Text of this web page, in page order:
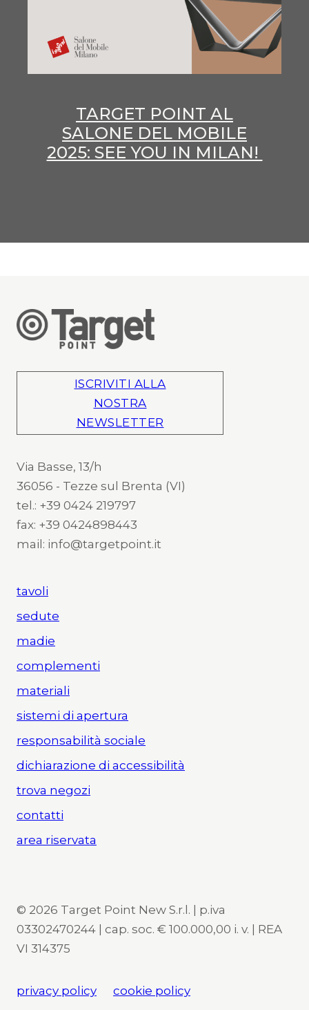
TARGET POINT AL
SALONE DEL MOBILE
2025: SEE YOU IN MILAN!
ISCRIVITI ALLA
NOSTRA
NEWSLETTER
Via Basse, 13/h
36056 - Tezze sul Brenta (VI)
tel.: +39 0424 219797
fax: +39 0424898443
mail: info@targetpoint.it
tavoli
sedute
madie
complementi
materiali
sistemi di apertura
responsabilità sociale
dichiarazione di accessibilità
trova negozi
contatti
area riservata
© 2026 Target Point New S.r.l. | p.iva
03302470244 | cap. soc. € 100.000,00 i. v. | REA
VI 314375
privacy policy cookie policy